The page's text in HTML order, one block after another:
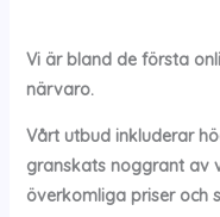
Vi är bland de första
närvaro.
Vårt utbud inkluderar
granskats noggrant av
överkomliga priser och